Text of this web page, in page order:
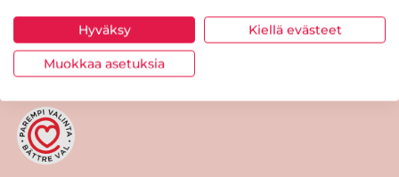
Tulosta sivu Jaa tuote
Hyväksy Kiellä evästeet
Muokkaa asetuksia